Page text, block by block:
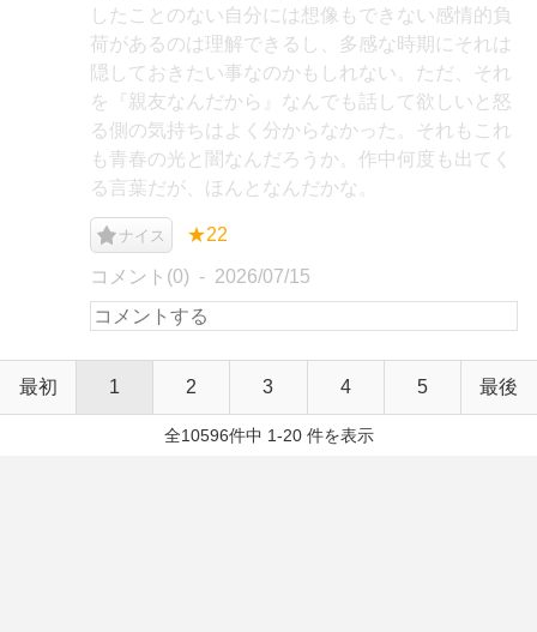
したことのない自分には想像もできない感情的負
荷があるのは理解できるし、多感な時期にそれは
隠しておきたい事なのかもしれない。ただ、それ
を『親友なんだから』なんでも話して欲しいと怒
る側の気持ちはよく分からなかった。それもこれ
も青春の光と闇なんだろうか。作中何度も出てく
る言葉だが、ほんとなんだかな。
ナイス ★22
コメント(0) 2026/07/15
最初 1 2 3 4 5 最後
全10596件中 1-20 件を表示